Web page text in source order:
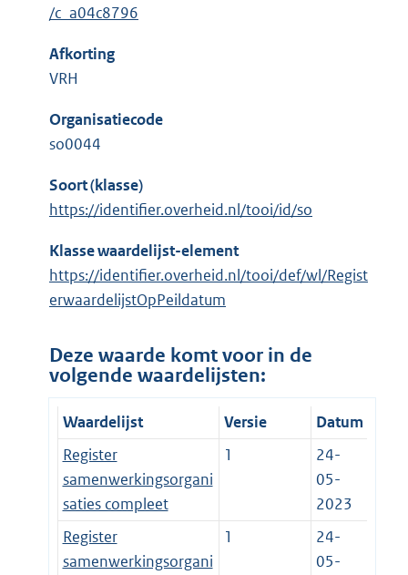
/c_a04c8796
Afkorting
VRH
Organisatiecode
so0044
Soort (klasse)
https://identifier.overheid.nl/tooi/id/so
Klasse waardelijst-element
https://identifier.overheid.nl/tooi/def/wl/Regist
erwaardelijstOpPeildatum
Deze waarde komt voor in de
volgende waardelijsten:
Waardelijst Versie
Datum
Register
samenwerkingsorgani
saties compleet
1
24-
05-
2023
Register
samenwerkingsorgani
1
24-
05-